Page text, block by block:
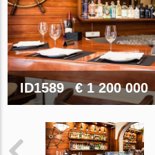
ID1589 € 1 200 000